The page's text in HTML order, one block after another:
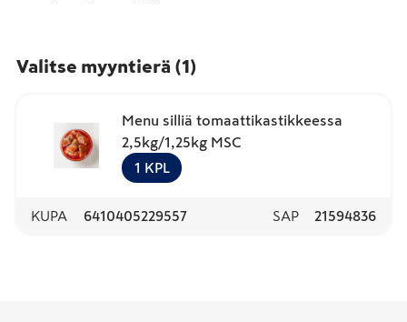
Valitse myyntierä (1)
Menu silliä tomaattikastikkeessa
2,5kg/1,25kg MSC
1 KPL
KUPA 6410405229557 SAP 21594836